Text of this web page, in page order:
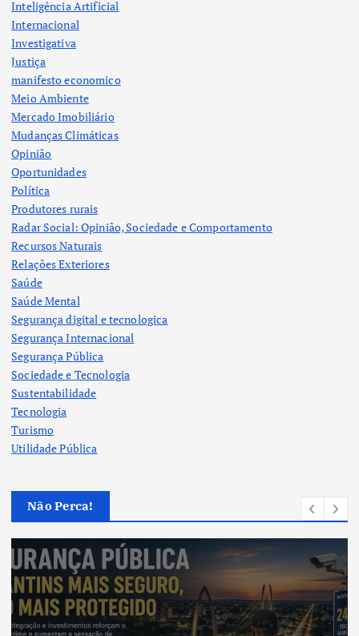
Inteligência Artificial
Internacional
Investigativa
Justiça
manifesto economico
Meio Ambiente
Mercado Imobiliário
Mudanças Climáticas
Opinião
Oportunidades
Política
Produtores rurais
Radar Social: Opinião, Sociedade e Comportamento
Recursos Naturais
Relações Exteriores
Saúde
Saúde Mental
Segurança digital e tecnologica
Segurança Internacional
Segurança Pública
Sociedade e Tecnologia
Sustentabilidade
Tecnologia
Turismo
Utilidade Pública
Não Perca!